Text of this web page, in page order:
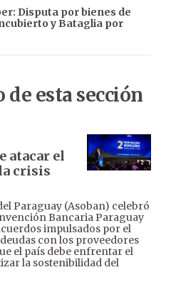
Disputa por bienes de
y Bataglia por
esta sección
atacar el
crisis
Paraguay (Asoban) celebró
Bancaria Paraguay
impulsados por el
con los proveedores
el país debe enfrentar el
la sostenibilidad del